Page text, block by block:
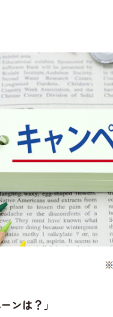
ンは？」